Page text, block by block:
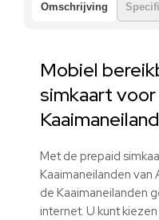
Omschrijving
Mobiel
simkaart
Met de prepaid
Kaaimaneilanden
de Kaaimaneilanden
internet. U kunt